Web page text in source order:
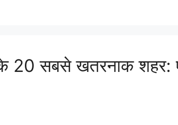
20 सबसे खतरनाक शहर: